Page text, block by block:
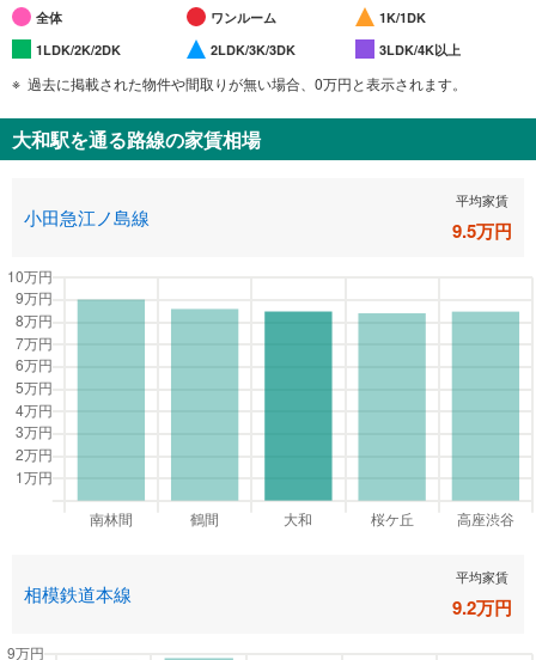
全体 ワンルーム
1K/1DK
1LDK/2K/2DK
2LDK/3K/3DK 3LDK/4K以上
過去に掲載された物件や間取りが無い場合、0万円と表示されます。
大和駅を通る路線の家賃相場
小田急江ノ島線
平均家賃
9.5万円
相模鉄道本線
平均家賃
9.2万円